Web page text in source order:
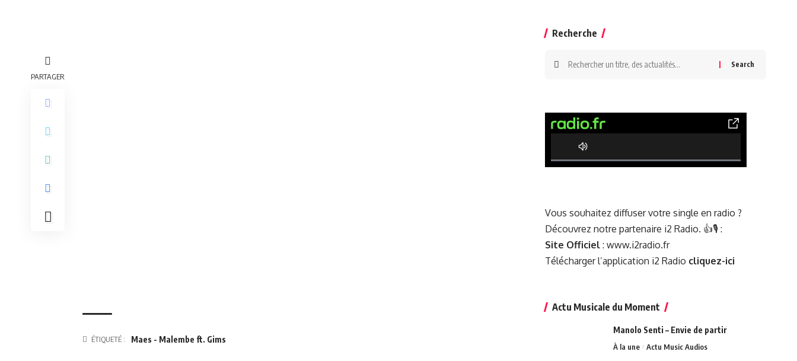
PARTAGER
ÉTIQUETÉ : Maes - Malembe ft. Gims
Recherche
0% Complete
Vous souhaitez diffuser votre single en radio ?
Découvrez notre partenaire i2 Radio. 👍🎙️ :
Site Officiel: www.i2radio.fr
Télécharger l’application i2 Radio cliquez-ici
Actu Musicale du Moment
Manolo Senti – Envie de partir
À la une Actu Music Audios